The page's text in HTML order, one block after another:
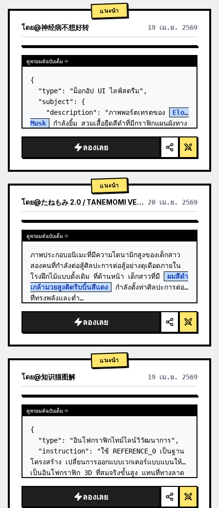
แนะนำ
โดย@神经病不想好转 19 เม.ย. 2569
ดูพรอมต์ฉบับเต็ม
{
  "type": "ม็อกอัป UI ไลฟ์สตรีม",
  "subject": {
    "description": "ภาพพอร์ตเทรตของ
Elon
Musk
กำลังยิ้ม สวมเสื้อยืดสีดำที่มีกราฟิกแผนผังทาง
    "background": "ด้านซ้ายแสดงหน้าจอที่มี
ข้อความ '{argument n…
ลองเลย
แนะนำ
โดย@たねもみ 2.0 / TANEMOMI VER2.0 20 เม.ย. 2569
ดูพรอมต์ฉบับเต็ม
ภาพประกอบอนิเมะที่มีความไดนามิกสูงของเด็กสาว
สองคนที่กำลังต่อสู้ศิลปะการต่อสู้อย่างดุเดือดภายใน
โรงฝึกไม้แบบดั้งเดิม ที่ด้านหน้า เด็กสาวที่มี
ผมสีดำ
เกล้ามวยสูงติดริบบิ้นสีแดง
กำลังตั้งท่าศิลปะการต่อสู้
ที่ทรงพลังและต่ำ…
ลองเลย
แนะนำ
โดย@知识猫图解 19 เม.ย. 2569
ดูพรอมต์ฉบับเต็ม
{
  "type": "อินโฟกราฟิกไทม์ไลน์วิวัฒนาการ",
  "instruction": "ใช้ REFERENCE_0 เป็นฐาน
โครงสร้าง เปลี่ยนการออกแบบเวกเตอร์แบบแบนให้
เป็นอินโฟกราฟิก 3D ที่สมจริงขั้นสูง แทนที่ทางลาด
ชีวิตทั้งหมดให้เป็นโมเดล 3D ที่สมจ…
ลองเลย